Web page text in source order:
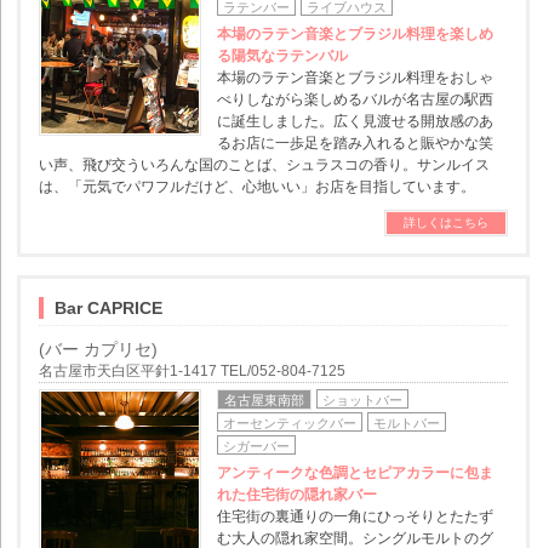
ラテンバー
ライブハウス
本場のラテン音楽とブラジル料理を楽しめ
る陽気なラテンバル
本場のラテン音楽とブラジル料理をおしゃ
べりしながら楽しめるバルが名古屋の駅西
に誕生しました。広く見渡せる開放感のあ
るお店に一歩足を踏み入れると賑やかな笑
い声、飛び交ういろんな国のことば、シュラスコの香り。サンルイス
は、「元気でパワフルだけど、心地いい」お店を目指しています。
詳しくはこちら
Bar CAPRICE
(バー カプリセ)
名古屋市天白区平針1-1417 TEL/052-804-7125
名古屋東南部
ショットバー
オーセンティックバー
モルトバー
シガーバー
アンティークな色調とセピアカラーに包ま
れた住宅街の隠れ家バー
住宅街の裏通りの一角にひっそりとたたず
む大人の隠れ家空間。シングルモルトのグ